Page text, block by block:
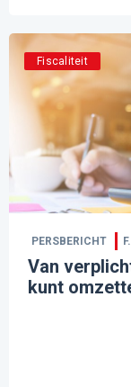
Fiscaliteit
PERSBERICHT
Van
kunt